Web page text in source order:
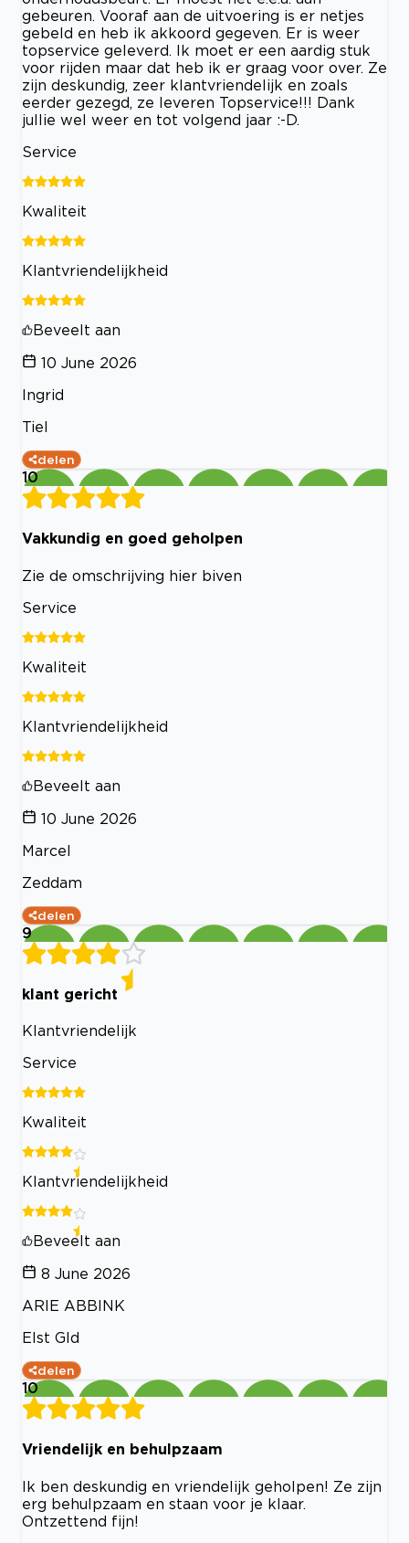
gebeuren. Vooraf aan de uitvoering is er netjes
gebeld en heb ik akkoord gegeven. Er is weer
topservice geleverd. Ik moet er een aardig stuk
voor rijden maar dat heb ik er graag voor over. Ze
zijn deskundig, zeer klantvriendelijk en zoals
eerder gezegd, ze leveren Topservice!!! Dank
jullie wel weer en tot volgend jaar :-D.
Service
Kwaliteit
Klantvriendelijkheid
Beveelt aan
10 June 2026
Ingrid
Tiel
delen
10
Vakkundig en goed geholpen
Zie de omschrijving hier biven
Service
Kwaliteit
Klantvriendelijkheid
Beveelt aan
10 June 2026
Marcel
Zeddam
delen
9
klant gericht
Klantvriendelijk
Service
Kwaliteit
Klantvriendelijkheid
Beveelt aan
8 June 2026
ARIE ABBINK
Elst Gld
delen
10
Vriendelijk en behulpzaam
Ik ben deskundig en vriendelijk geholpen! Ze zijn
erg behulpzaam en staan voor je klaar.
Ontzettend fijn!